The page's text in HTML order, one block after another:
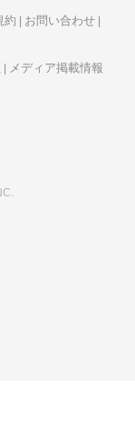
約
お問い合わせ
メディア掲載情報